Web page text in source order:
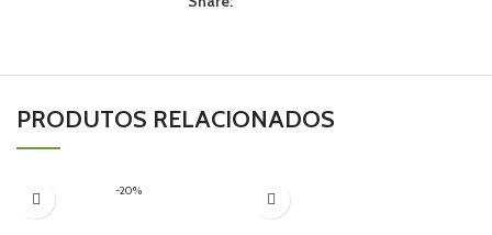
PRODUTOS RELACIONADOS
-20%